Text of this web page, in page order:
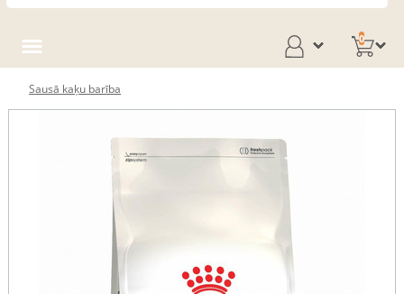
0
Sausā kaķu barība